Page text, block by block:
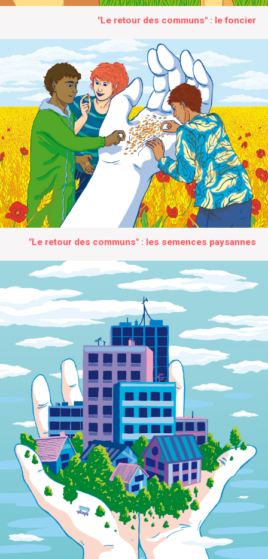
"Le retour des communs" : le foncier
"Le retour des communs" : les semences paysannes